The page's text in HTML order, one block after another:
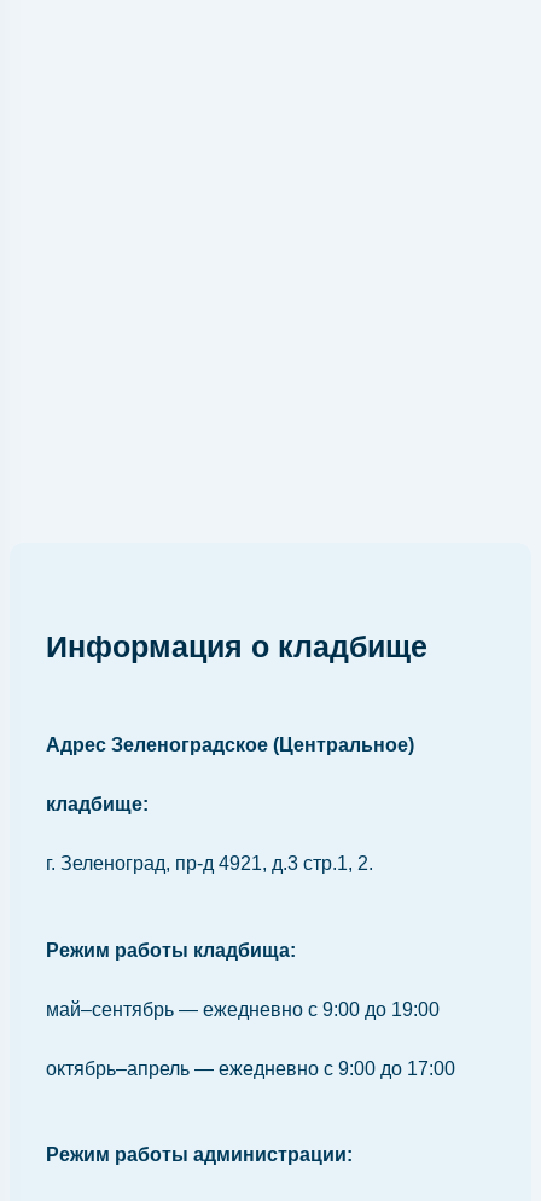
Информация о кладбище
Адрес Зеленоградское (Центральное)
кладбище:
г. Зеленоград, пр-д 4921, д.3 стр.1, 2.
Режим работы кладбища:
май–сентябрь — ежедневно с 9:00 до 19:00
октябрь–апрель — ежедневно с 9:00 до 17:00
Режим работы администрации: